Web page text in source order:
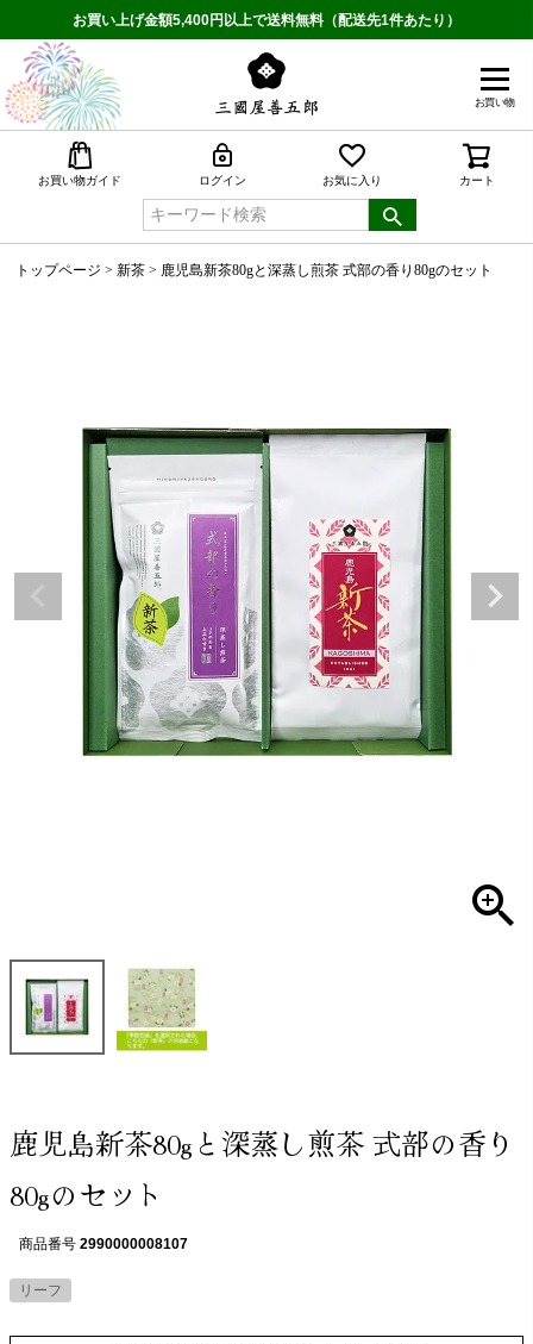
お買い上げ金額5,400円以上で送料無料（配送先1件あたり）
お買い物
お買い物ガイド ログイン お気に入り カート
トップページ 新茶 鹿児島新茶80gと深蒸し煎茶 式部の香り80gのセット
鹿児島新茶80gと深蒸し煎茶 式部の香り
80gのセット
商品番号 2990000008107
リーフ